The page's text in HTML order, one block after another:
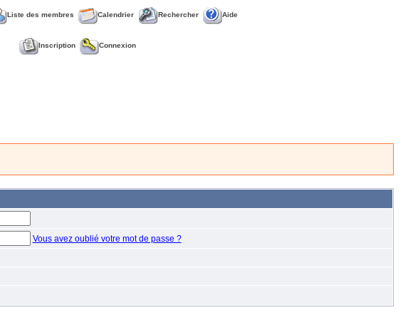
Liste des membres Calendrier Rechercher Aide
Inscription Connexion
Vous avez oublié votre mot de passe ?